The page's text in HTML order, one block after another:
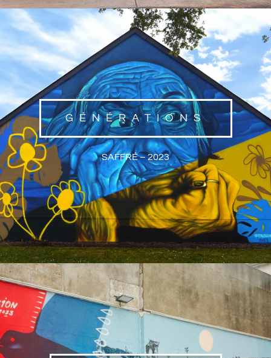
GÉNÉRATIONS
SAFFRÉ – 2023